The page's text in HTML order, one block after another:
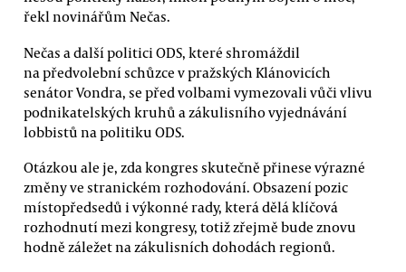
řekl novinářům Nečas.
Nečas a další politici ODS, které shromáždil
na předvolební schůzce v pražských Klánovicích
senátor Vondra, se před volbami vymezovali vůči vlivu
podnikatelských kruhů a zákulisního vyjednávání
lobbistů na politiku ODS.
Otázkou ale je, zda kongres skutečně přinese výrazné
změny ve stranickém rozhodování. Obsazení pozic
místopředsedů i výkonné rady, která dělá klíčová
rozhodnutí mezi kongresy, totiž zřejmě bude znovu
hodně záležet na zákulisních dohodách regionů.